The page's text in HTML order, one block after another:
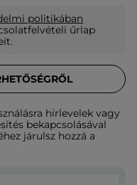
politikában
űrlap
hírlevelek vagy
bekapcsolásával
járulsz hozzá a